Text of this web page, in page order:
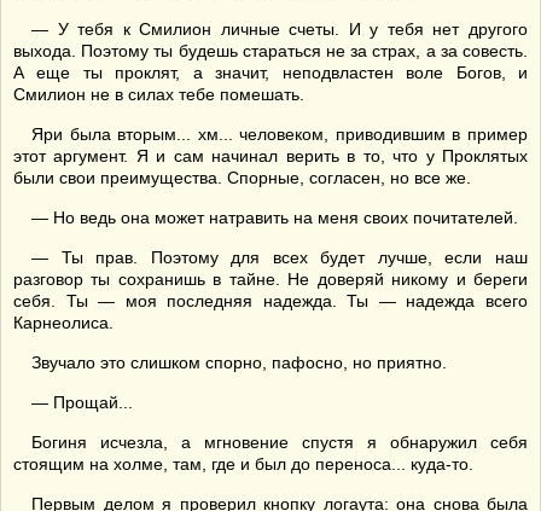
— У тебя к Смилион личные счеты. И у тебя нет другого
выхода. Поэтому ты будешь стараться не за страх, а за совесть.
А еще ты проклят, а значит, неподвластен воле Богов, и
Смилион не в силах тебе помешать.
Яри была вторым... хм... человеком, приводившим в пример
этот аргумент. Я и сам начинал верить в то, что у Проклятых
были свои преимущества. Спорные, согласен, но все же.
— Но ведь она может натравить на меня своих почитателей.
— Ты прав. Поэтому для всех будет лучше, если наш
разговор ты сохранишь в тайне. Не доверяй никому и береги
себя. Ты — моя последняя надежда. Ты — надежда всего
Карнеолиса.
Звучало это слишком спорно, пафосно, но приятно.
— Прощай...
Богиня исчезла, а мгновение спустя я обнаружил себя
стоящим на холме, там, где и был до переноса... куда-то.
Первым делом я проверил кнопку логаута: она снова была